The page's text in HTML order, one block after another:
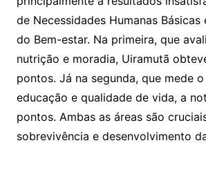
de Necessidades Humanas Básicas
do Bem-estar. Na primeira, que
nutrição e moradia, Uiramutã
pontos. Já na segunda, que mede
educação e qualidade de vida, a
pontos. Ambas as áreas são
sobrevivência e desenvolvimento